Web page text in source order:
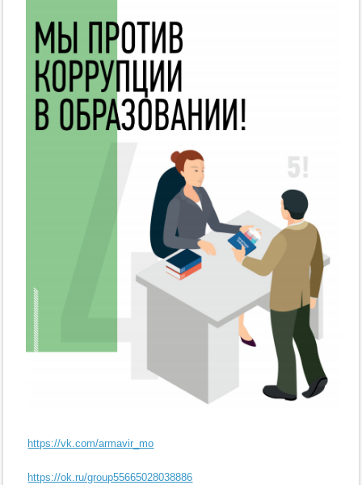
https://vk.com/armavir_mo
https://ok.ru/group55665028038886